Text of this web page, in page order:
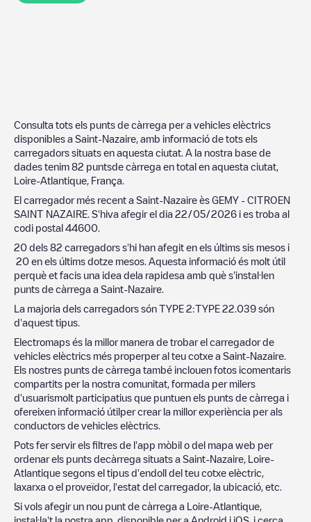
Consulta tots els punts de càrrega per a vehicles elèctrics
disponibles a Saint-Nazaire , amb informació de tots els
carregadors situats en aquesta ciutat. A la nostra base de
dades tenim 82 puntsde càrrega en total en aquesta ciutat,
Loire-Atlantique França
El carregador més recent a Saint-Nazaire ès GEMY - CITROEN
SAINT NAZAIRE . S'hiva afegir el dia 22/05/2026 i es troba al
codi postal 44600
20 dels 82 carregadors s'hi han afegit en els últims sis mesos i
20 en els últims dotze mesos. Aquesta informació és molt útil
perquè et facis una idea dela rapidesa amb què s'instal·len
punts de càrrega a Saint-Nazaire
La majoria dels carregadors són TYPE 2:TYPE 22.039 són
d'aquest tipus.
Electromaps és la millor manera de trobar el carregador de
vehicles elèctrics més properper al teu cotxe a Saint-Nazaire
Els nostres punts de càrrega també inclouen fotos icomentaris
compartits per la nostra comunitat, formada per milers
d'usuarismolt participatius que puntuen els punts de càrrega i
ofereixen informació útilper crear la millor experiència per als
conductors de vehicles elèctrics.
Pots fer servir els filtres de l'app mòbil o del mapa web per
ordenar els punts decàrrega situats a Saint-Nazaire Loire-
Atlantique segons el tipus d'endoll del teu cotxe elèctric,
laxarxa o el proveïdor, l'estat del carregador, la ubicació, etc.
Si vols afegir un nou punt de càrrega a Loire-Atlantique
instal·la't la nostra app, disponible per a Android i iOS, i cerca